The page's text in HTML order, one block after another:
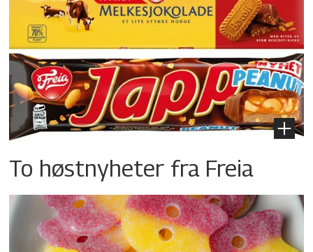
To høstnyheter fra Freia